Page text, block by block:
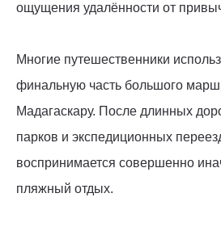
ощущения удалённости от
Многие путешественники
финальную часть большого
Мадагаскару. После длинных
парков и экспедиционных
воспринимается совершенно
пляжный отдых.